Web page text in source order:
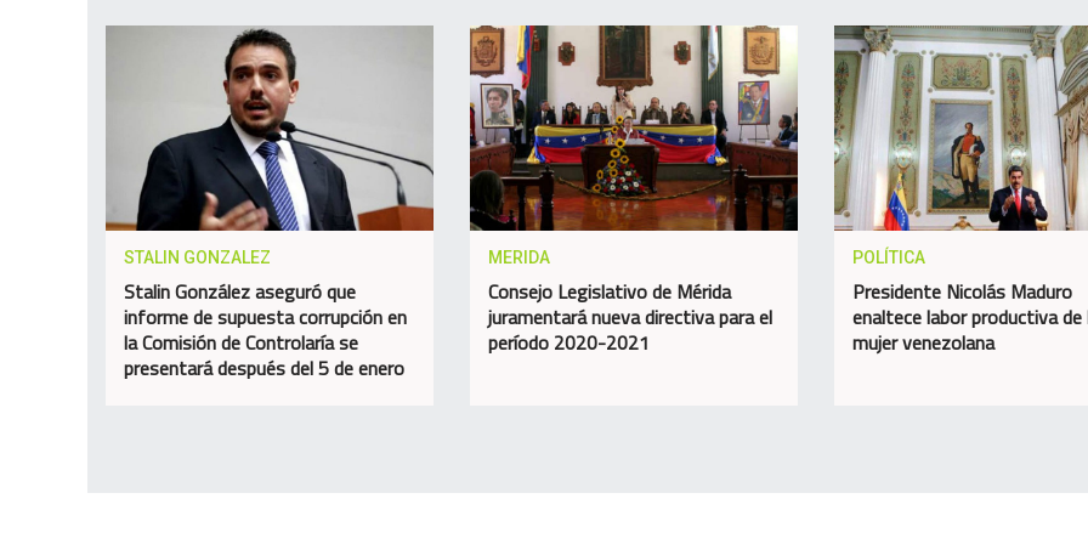
STALIN GONZALEZ
Stalin González aseguró que
informe de supuesta corrupción en
la Comisión de Controlaría se
presentará después del 5 de enero
MERIDA
Consejo Legislativo de Mérida
juramentará nueva directiva para el
período 2020-2021
POLÍTICA
Presidente Nicolás Maduro
enaltece labor productiva de
mujer venezolana